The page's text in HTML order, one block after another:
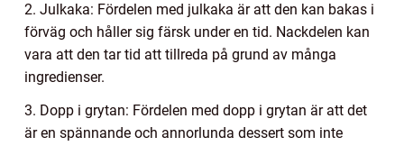
2. Julkaka: Fördelen med julkaka är att den kan bakas i
förväg och håller sig färsk under en tid. Nackdelen kan
vara att den tar tid att tillreda på grund av många
ingredienser.
3. Dopp i grytan: Fördelen med dopp i grytan är att det
är en spännande och annorlunda dessert som inte